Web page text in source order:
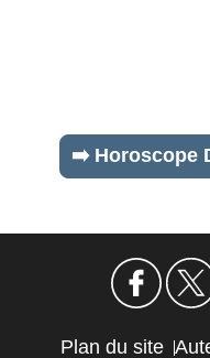
➡️ Horoscope
Plan du site